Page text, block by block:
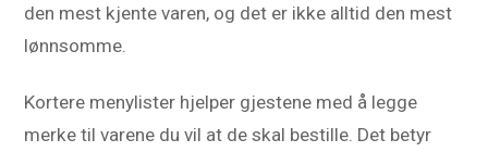
den mest kjente varen, og det er ikke alltid den mest
lønnsomme.
Kortere menylister hjelper gjestene med å legge
merke til varene du vil at de skal bestille. Det betyr